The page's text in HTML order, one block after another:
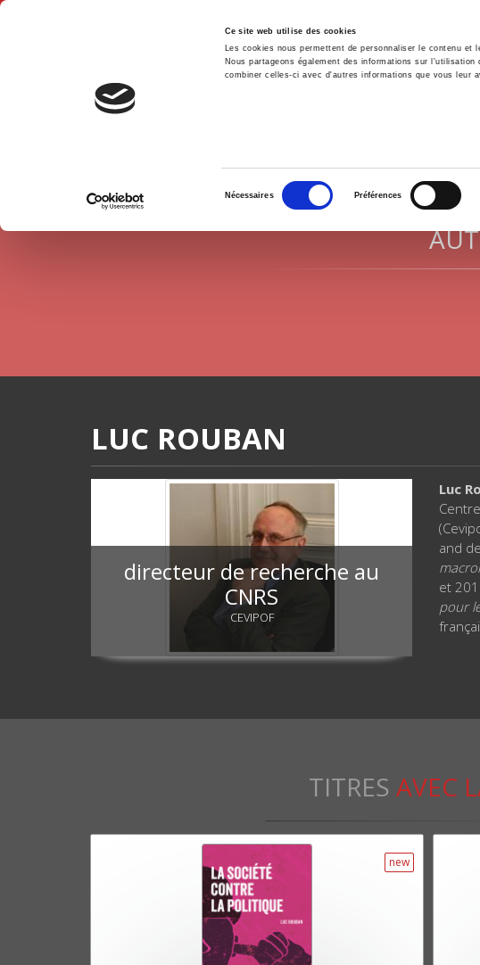
Ce site web utilise des cookies
Les cookies nous permettent de personnaliser le contenu
Nous partageons également des informations sur
combiner celles-ci avec d'autres informations que vous
consentement
Nécessaires Préférences
Home
LUC ROUBAN
directeur de recherche au
CNRS
CEVIPOF
Luc
and
et
pour
TITRES AVEC
new